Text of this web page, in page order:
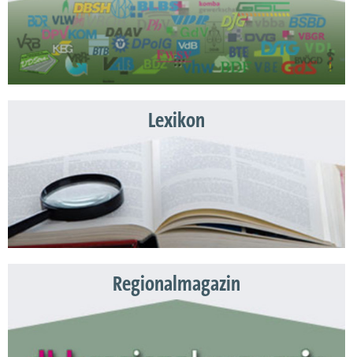
Lexikon
Regionalmagazin